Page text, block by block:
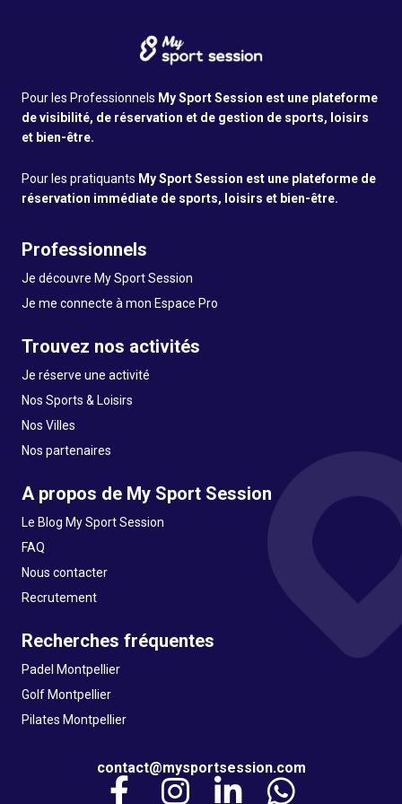
Pour les Professionnels My Sport Session est une plateforme
de visibilité, de réservation et de gestion de sports, loisirs
et bien-être.
Pour les pratiquants My Sport Session est une plateforme de
réservation immédiate de sports, loisirs et bien-être.
Professionnels
Je découvre My Sport Session
Je me connecte à mon Espace Pro
Trouvez nos activités
Je réserve une activité
Nos Sports & Loisirs
Nos Villes
Nos partenaires
A propos de My Sport Session
Le Blog My Sport Session
FAQ
Nous contacter
Recrutement
Recherches fréquentes
Padel Montpellier
Golf Montpellier
Pilates Montpellier
contact@mysportsession.com